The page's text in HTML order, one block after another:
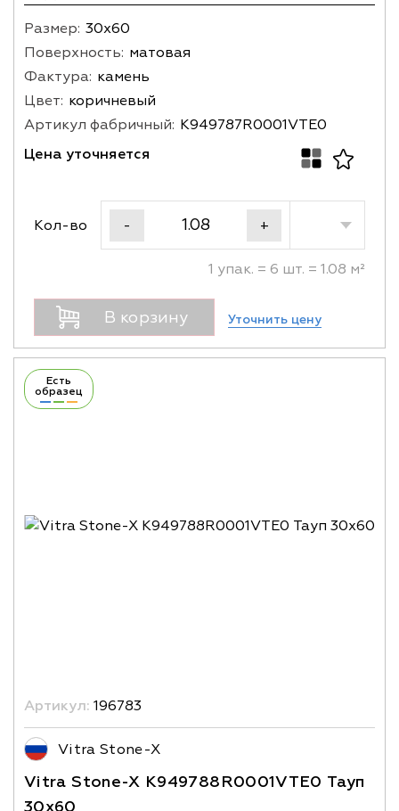
Размер: 30х60
Поверхность: матовая
Фактура: камень
Цвет: коричневый
Артикул фабричный: K949787R0001VTE0
Цена уточняется
Кол-во - +
1 упак. = 6 шт. = 1.08 м²
В корзину Уточнить цену
Есть
образец
Артикул: 196783
Vitra Stone-X
Vitra Stone-X K949788R0001VTE0 Тауп